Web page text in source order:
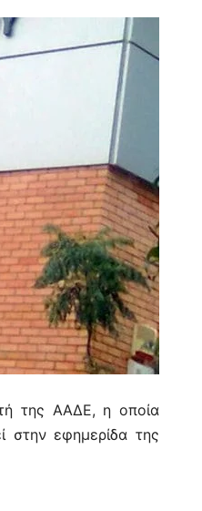
της ΑΑΔΕ, η οποία
στην εφημερίδα της